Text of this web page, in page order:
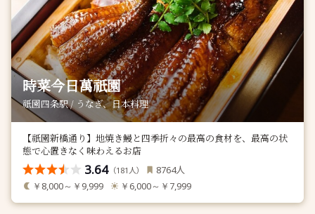
時菜今日萬祇園
祇園四条駅 / うなぎ、日本料理
【祇園新橋通り】地焼き鰻と四季折々の最高の食材を、最高の状
態で心置きなく味わえるお店
3.64（181 人） 8764人
￥8,000～￥9,999 ￥6,000～￥7,999